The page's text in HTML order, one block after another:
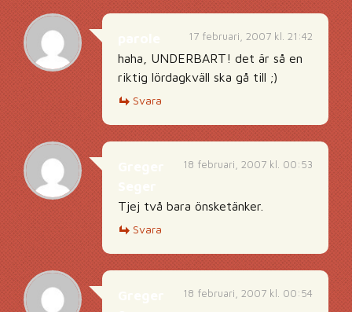
17 februari, 2007 kl. 21:42
haha, UNDERBART! det är så en
riktig lördagkväll ska gå till ;)
Svara
18 februari, 2007 kl. 00:53
Tjej två bara önsketänker.
Svara
18 februari, 2007 kl. 00:54